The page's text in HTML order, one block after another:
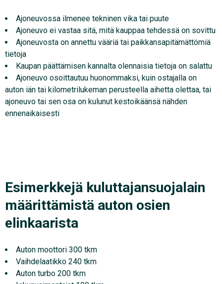
Ajoneuvossa ilmenee tekninen vika tai puute
Ajoneuvo ei vastaa sitä, mitä kauppaa tehdessä on sovittu
Ajoneuvosta on annettu vääriä tai paikkansapitämättömiä
tietoja
Kaupan päättämisen kannalta olennaisia tietoja on salattu
Ajoneuvo osoittautuu huonommaksi, kuin ostajalla on
auton iän tai kilometrilukeman perusteella aihetta olettaa, tai
ajoneuvo tai sen osa on kulunut kestoikäänsä nähden
ennenaikaisesti
Esimerkkejä kuluttajansuojalain
määrittämistä auton osien
elinkaarista
Auton moottori 300 tkm
Vaihdelaatikko 240 tkm
Auton turbo 200 tkm